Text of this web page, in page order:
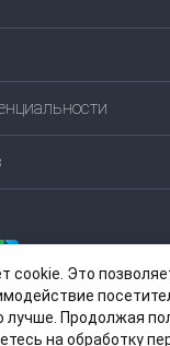
cookie. Это
лучше. Продолжая
на обработку